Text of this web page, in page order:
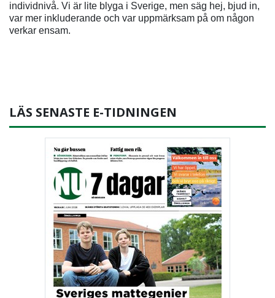
individnivå. Vi är lite blyga i Sverige, men säg hej, bjud in,
var mer inkluderande och var uppmärksam på om någon
verkar ensam.
LÄS SENASTE E-TIDNINGEN